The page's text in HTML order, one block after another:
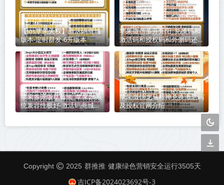
【ios苹果天权】激活码商城
版本-定时群发-6开版本
苹果微信多开开阳_兑换码和
激活码和授权码和外侧码还有
活动码如何分辨
苹果多开版草莓熊_苹果26系
统兼容性极好-激活码商城版
本震撼来袭
苹果微信龙马精神兑换激活码
及授权官网介绍
Copyright 2025 群推推 健康绿色营销安全运行3505天
吉ICP备2024023692号-3